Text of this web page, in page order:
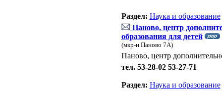
Раздел: Наука и образование
Паново, центр
образования для детей
(мкр-н Паново 7А)
Паново, центр
тел. 53-28-02 53-27-71
Раздел: Наука и образование